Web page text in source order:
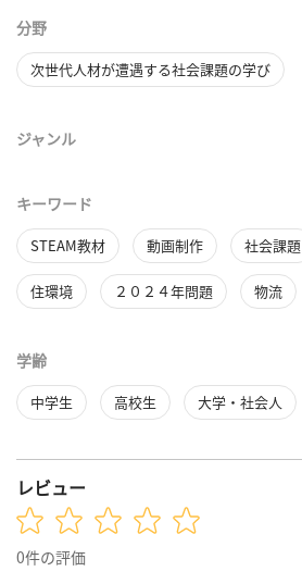
分野
次世代人材が遭遇する社会課題の学び
ジャンル
キーワード
STEAM教材 動画制作 社会課題
住環境 ２０２４年問題 物流
学齢
中学生 高校生 大学・社会人
レビュー
0件の評価